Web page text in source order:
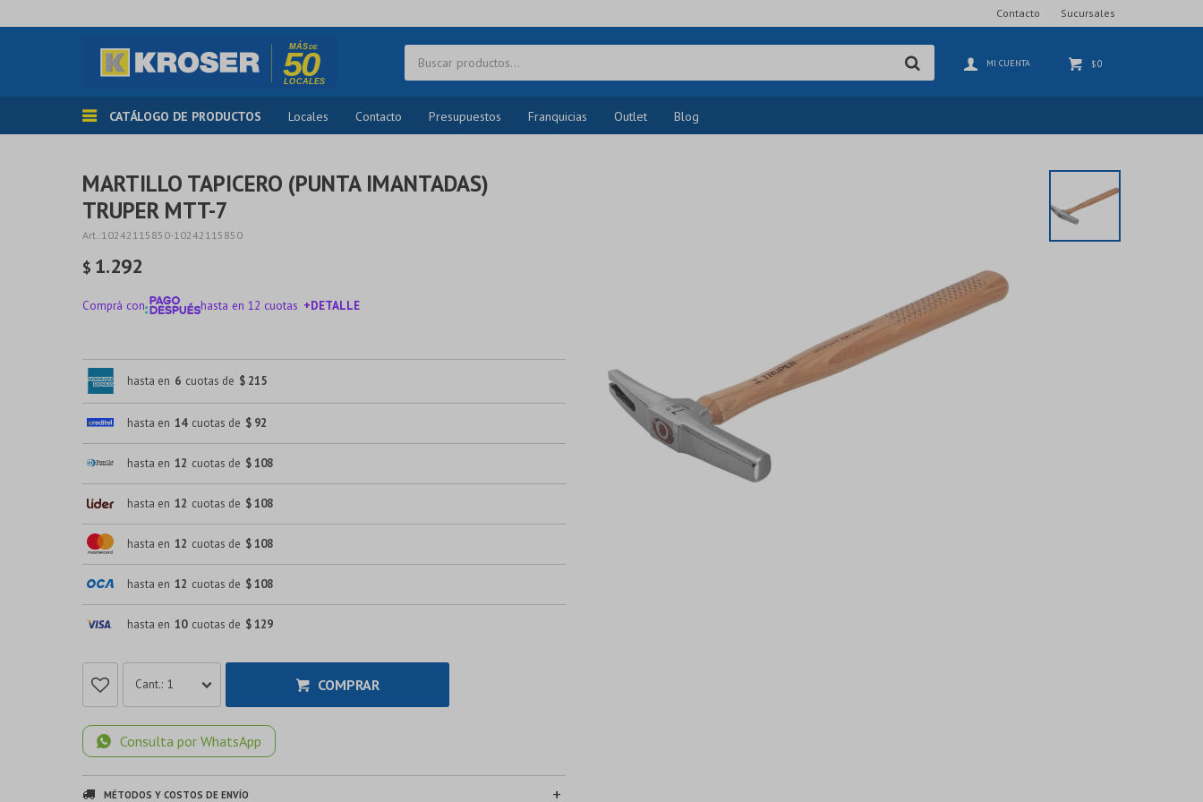
CATÁLOGO DE PRODUCTOS Locales Contacto Presupuestos Franquicias Outlet Blog
$0
Contacto Sucursales
MARTILLO TAPICERO (PUNTA IMANTADAS)
TRUPER MTT-7
10242115850-10242115850
$ 1.292
Comprá con hasta en 12 cuotas +DETALLE
hasta en 6 cuotas de $ 215
hasta en 14 cuotas de $ 92
hasta en 12 cuotas de $ 108
hasta en 12 cuotas de $ 108
hasta en 12 cuotas de $ 108
hasta en 12 cuotas de $ 108
hasta en 10 cuotas de $ 129
1 COMPRAR
Consulta por WhatsApp
MÉTODOS Y COSTOS DE ENVÍO